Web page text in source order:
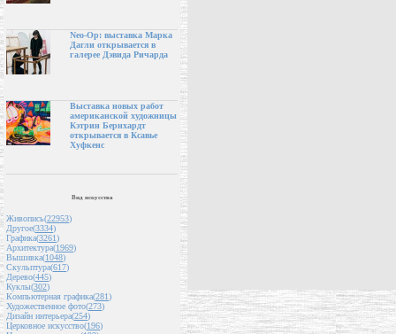
Neo-Op: выставка Марка
Дагли открывается в
галерее Дэвида Ричарда
Выставка новых работ
американской художницы
Кэтрин Бернхардт
открывается в Ксавье
Хуфкенс
Вид искусства
Живопись(22953)
Другое(3334)
Графика(3261)
Архитектура(1969)
Вышивка(1048)
Скульптура(617)
Дерево(445)
Куклы(302)
Компьютерная графика(281)
Художественное фото(273)
Дизайн интерьера(254)
Церковное искусство(196)